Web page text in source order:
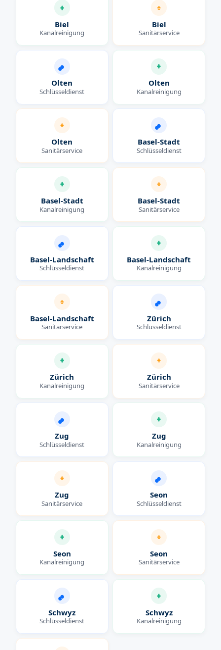
Biel
Kanalreinigung
Biel
Sanitärservice
Olten
Schlüsseldienst
Olten
Kanalreinigung
Olten
Sanitärservice
Basel-Stadt
Schlüsseldienst
Basel-Stadt
Kanalreinigung
Basel-Stadt
Sanitärservice
Basel-Landschaft
Schlüsseldienst
Basel-Landschaft
Kanalreinigung
Basel-Landschaft
Sanitärservice
Zürich
Schlüsseldienst
Zürich
Kanalreinigung
Zürich
Sanitärservice
Zug
Schlüsseldienst
Zug
Kanalreinigung
Zug
Sanitärservice
Seon
Schlüsseldienst
Seon
Kanalreinigung
Seon
Sanitärservice
Schwyz
Schlüsseldienst
Schwyz
Kanalreinigung